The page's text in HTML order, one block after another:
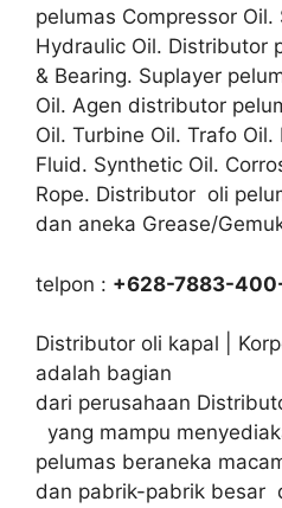
pelumas Compressor
Hydraulic Oil. Distributor
& Bearing. Suplayer
Oil. Agen distributor
Oil. Turbine Oil. Trafo Oil.
Fluid. Synthetic Oil.
Rope. Distributor oli
dan aneka Grease/
telpon : +628-7883-
Distributor oli kapal |
adalah bagian
dari perusahaan
yang mampu
pelumas beraneka
dan pabrik-pabrik besar